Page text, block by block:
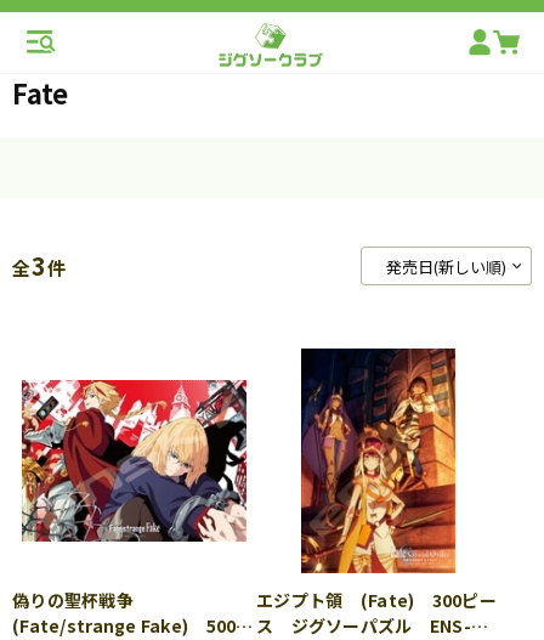
Fate
全3件
偽りの聖杯戦争
(Fate/strange Fake) 500ピ
エジプト領 (Fate) 300ピー
ス ジグソーパズル ENS-